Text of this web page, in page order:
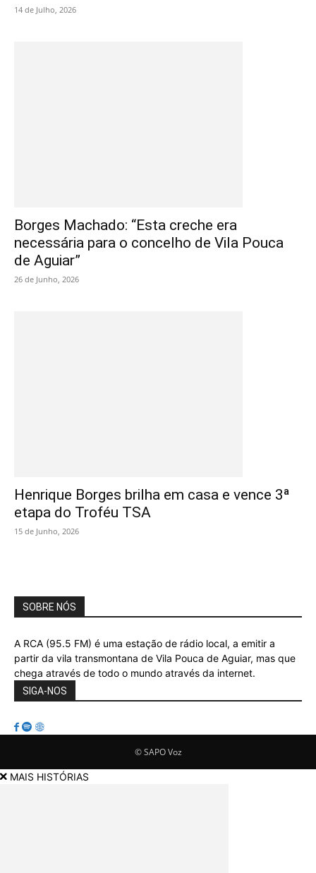
14 de Julho, 2026
Borges Machado: “Esta creche era
necessária para o concelho de Vila Pouca
de Aguiar”
26 de Junho, 2026
Henrique Borges brilha em casa e vence 3ª
etapa do Troféu TSA
15 de Junho, 2026
SOBRE NÓS
A RCA (95.5 FM) é uma estação de rádio local, a emitir a
partir da vila transmontana de Vila Pouca de Aguiar, mas que
chega através de todo o mundo através da internet.
SIGA-NOS
© SAPO Voz
MAIS HISTÓRIAS